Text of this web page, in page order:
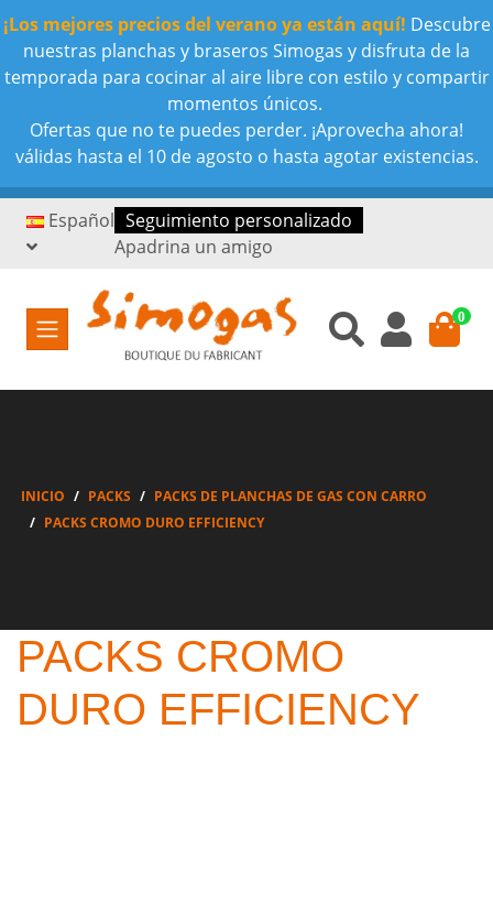
¡Los mejores precios del verano ya están aquí! Descubre
nuestras planchas y braseros Simogas y disfruta de la
temporada para cocinar al aire libre con estilo y compartir
momentos únicos.
Ofertas que no te puedes perder. ¡Aprovecha ahora!
válidas hasta el 10 de agosto o hasta agotar existencias.
Español Seguimiento personalizado
Apadrina un amigo
0
INICIO PACKS
PACKS DE PLANCHAS DE GAS CON CARRO
PACKS CROMO DURO EFFICIENCY
PACKS CROMO
DURO EFFICIENCY